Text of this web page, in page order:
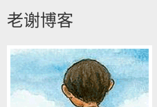
老谢博客